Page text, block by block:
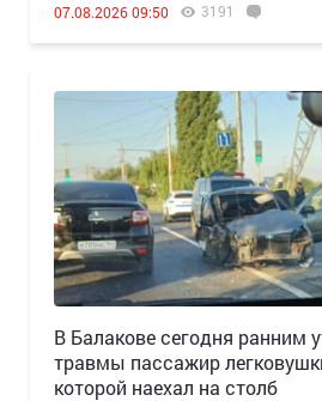
07.08.2026 09:50 3191
В Балакове сегодня ранним
травмы пассажир
которой наехал на столб